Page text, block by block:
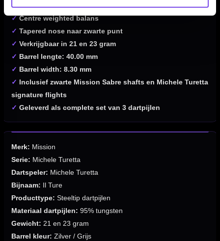
✓ Grip rating 2.5/5
✓ Centre weighted balans
✓ Tapered nose naar zwarte punt
✓ Verkrijgbaar in 21 en 23 gram
✓ Barrel lengte: 40.00 mm
✓ Barrel width: 8.30 mm
✓ Inclusief zwarte Mission Sabre shafts en Michele Turetta
signature flights
✓ Geleverd als complete set van 3 dartpijlen
Merk: Mission
Serie: Michele Turetta
Dartspeler: Michele Turetta
Bijnaam: Il Ture
Producttype: Steeltip dartpijlen
Materiaal dartpijlen: 95% tungsten
Gewicht: 21 en 23 gram
Barrel kleur: Zilver / Grijs